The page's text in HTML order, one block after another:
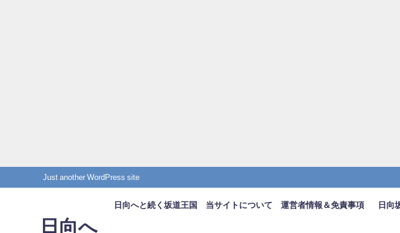
Just another WordPress site
日向へ
日向へと続く坂道王国 当サイトについて 運営者情報＆免責事項 日向